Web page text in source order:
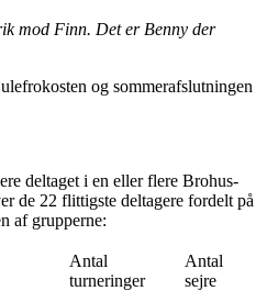
mod Finn. Det er Benny der
og sommerafslutningen
deltaget i en eller flere Brohus-
de 22 flittigste deltagere fordelt på
af grupperne:
Antal
turneringer
Antal
sejre